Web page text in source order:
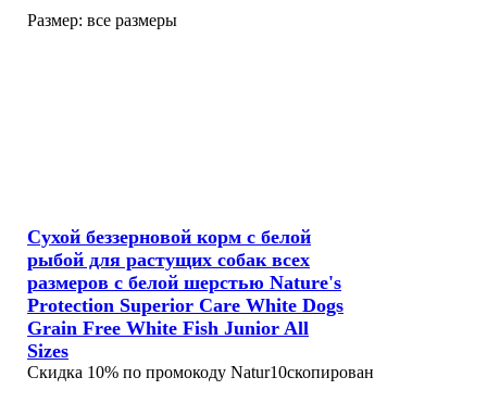
Размер: все размеры
Сухой беззерновой корм с белой
рыбой для растущих собак всех
размеров с белой шерстью Nature's
Protection Superior Care White Dogs
Grain Free White Fish Junior All
Sizes
Скидка 10% по промокоду Natur10скопирован